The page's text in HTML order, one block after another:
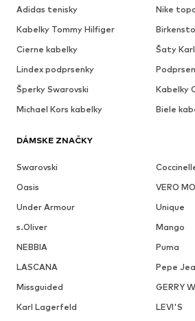
Adidas tenisky
Nike
Kabelky Tommy Hilfiger
Cierne kabelky
Šaty
Lindex podprsenky
Šperky Swarovski
Kabelky
Michael Kors kabelky
Biele
DÁMSKE ZNAČKY
Swarovski
Oasis
VERO
Under Armour
Unique
s.Oliver
Mango
NEBBIA
Puma
LASCANA
Pepe
Missguided
GERRY
Karl Lagerfeld
LEVI'S